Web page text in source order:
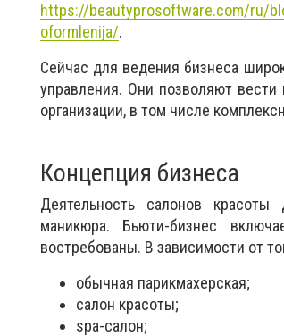
https://beautyprosoftware.com/ru/
oformlenija/.
Сейчас для ведения бизнеса
управления. Они позволяют вести
организации, в том числе
Концепция бизнеса
Деятельность салонов
маникюра. Бьюти-бизнес
востребованы. В зависимости от
обычная парикмахерская;
салон красоты;
spa-салон;